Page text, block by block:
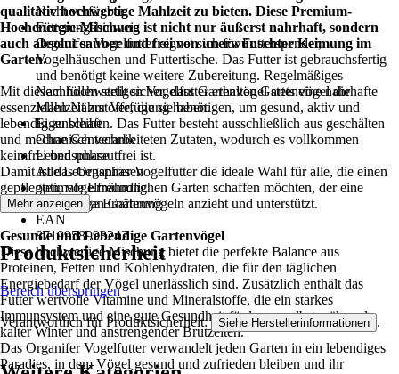
Nicht verfügbar
Fütterungshinweis
Organifer Vogelfutter eignet sich für Futterspender,
Vogelhäuschen und Futtertische. Das Futter ist gebrauchsfertig
und benötigt keine weitere Zubereitung. Regelmäßiges
Nachfüllen stellt sicher, dass Gartenvögel stets eine nahrhafte
Mahlzeit zur Verfügung haben.
Eigenschaft
Ohne Gentechnik
Lebensphase
Alle Lebensphasen
optimale Ernährung
vollwertige Ernährung
EAN
8719958993242
qualitativ hochwertige Mahlzeit zu bieten. Diese Premium-
Hochenergie-Mischung ist nicht nur äußerst nahrhaft, sondern
auch absolut sauber und frei von unerwünschter Keimung im
Garten.
Mit diesem hochwertigen Vogelfutter erhalten Gartenvögel die
essenziellen Nährstoffe, die sie benötigen, um gesund, aktiv und
lebendig zu bleiben. Das Futter besteht ausschließlich aus geschälten
und mechanisch verarbeiteten Zutaten, wodurch es vollkommen
keimfrei und unkrautfrei ist.
Damit ist das Organifer Vogelfutter die ideale Wahl für alle, die einen
gepflegten, vogelfreundlichen Garten schaffen möchten, der eine
größere Vielfalt an Gartenvögeln anzieht und unterstützt.
Gesunde und Lebendige Gartenvögel
Diese hochwertige Mischung bietet die perfekte Balance aus
Proteinen, Fetten und Kohlenhydraten, die für den täglichen
Energiebedarf der Vögel unerlässlich sind. Zusätzlich enthält das
Futter wertvolle Vitamine und Mineralstoffe, die ein starkes
Immunsystem und eine gute Gesundheit fördern – selbst während
kalter Winter und anstrengender Brutzeiten.
Das Organifer Vogelfutter verwandelt jeden Garten in ein lebendiges
Paradies, in dem Vögel gesund und zufrieden bleiben und ihr
Mehr anzeigen
Produktsicherheit
Bereich überspringen
Verantwortlich für Produktsicherheit: Siehe Herstellerinformationen .